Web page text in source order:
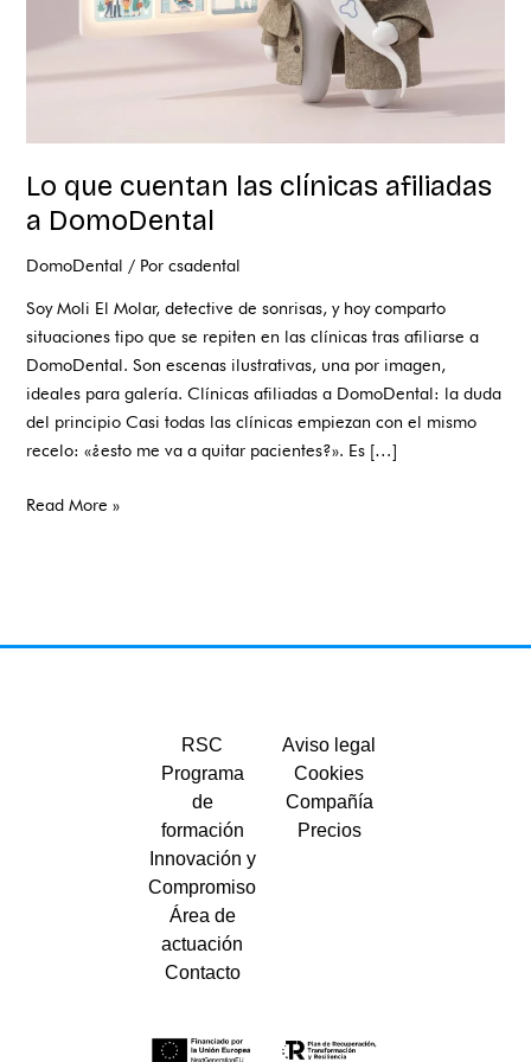
Lo que cuentan las clínicas afiliadas
a DomoDental
DomoDental / Porcsadental
Soy Moli El Molar, detective de sonrisas, y hoy comparto
situaciones tipo que se repiten en las clínicas tras afiliarse a
DomoDental. Son escenas ilustrativas, una por imagen,
ideales para galería. Clínicas afiliadas a DomoDental: la duda
del principio Casi todas las clínicas empiezan con el mismo
recelo: «¿esto me va a quitar pacientes?». Es […]
Read More »
RSC
Programa
de
formación
Innovación y
Compromiso
Área de
actuación
Contacto
Aviso legal
Cookies
Compañía
Precios